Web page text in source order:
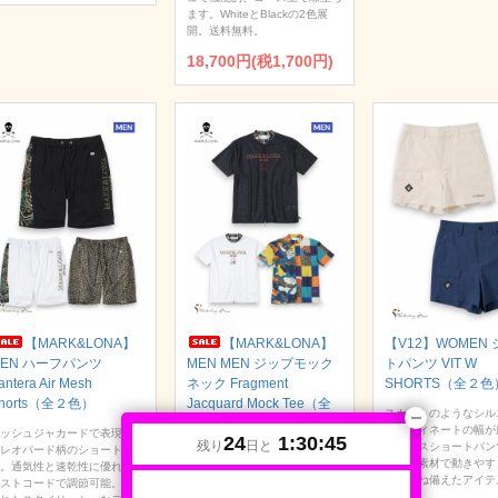
ます。WhiteとBlackの2色展
開。送料無料。
18,700円(税1,700円)
【MARK&LONA】
ハーフパンツ
Air Mesh
（全２色）
ッシュジャカードで表現され
オパード柄のショートパン
通気性と速乾性に優れ、ウ
トコードで調節可能。洗練
【MARK&LONA】
MEN MEN ジップモック
ネック Fragment
Jacquard Mock Tee（全
２色）
軽量メッシュ素材にヒョウ柄が
施されたMEN ジップモックネ
【V12】WOMEN
トパンツ VIT W
SHORTS（全２色）
スカートのようなシ
コーディネートの幅
ディースショートパ
レッチ素材で動きやす
性も兼ね備えたアイテ
残り 24日と 1:30:44